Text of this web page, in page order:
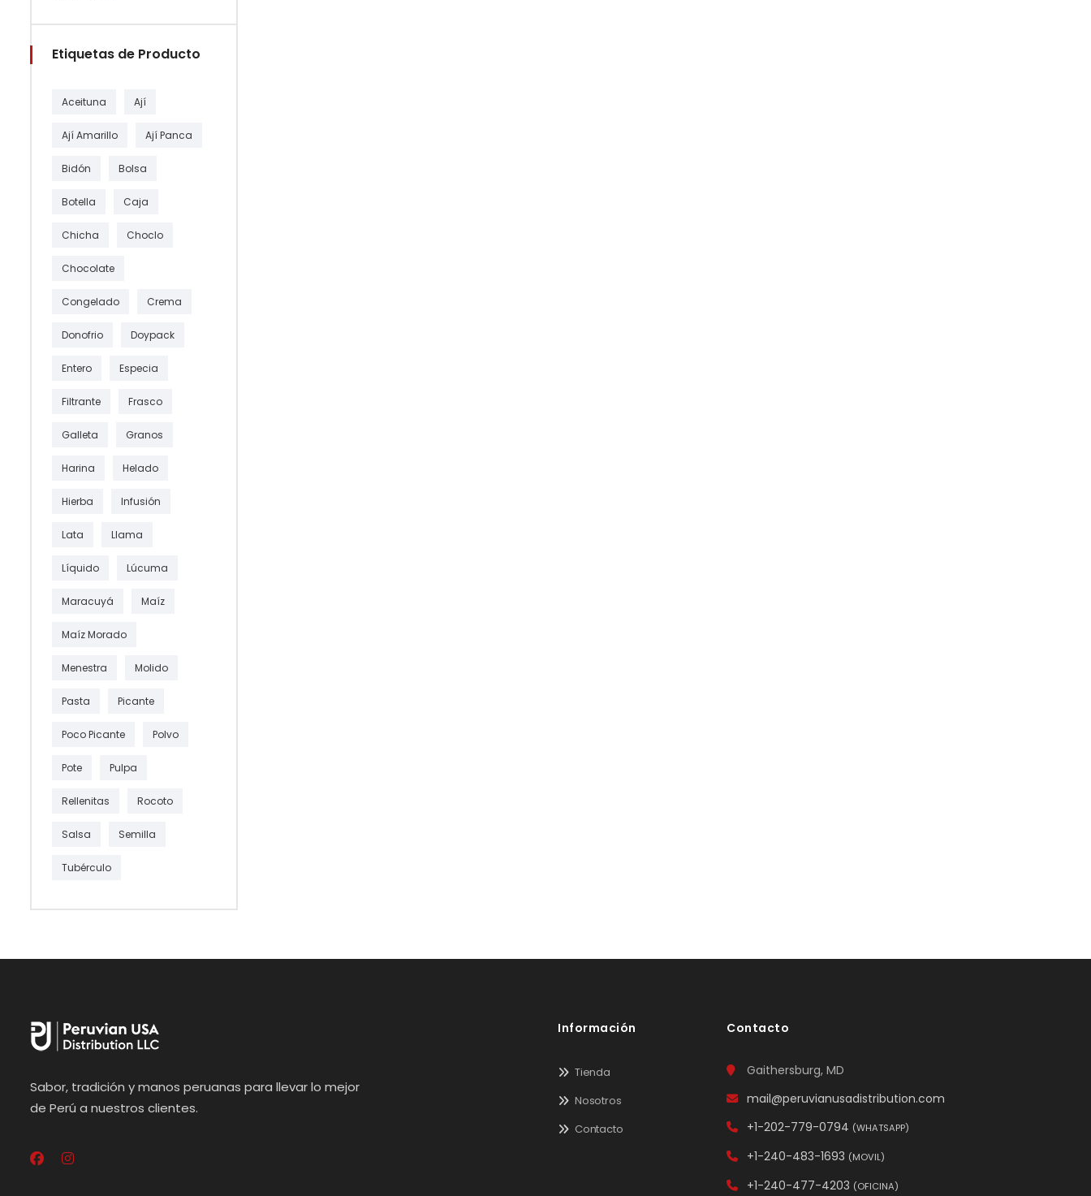
Etiquetas de Producto
Aceituna Ají
Ají Amarillo Ají Panca
Bidón Bolsa
Botella Caja
Chicha Choclo
Chocolate
Congelado Crema
Donofrio Doypack
Entero Especia
Filtrante Frasco
Galleta Granos
Harina Helado
Hierba Infusión
Lata Llama
Líquido Lúcuma
Maracuyá Maíz
Maíz Morado
Menestra Molido
Pasta Picante
Poco Picante Polvo
Pote Pulpa
Rellenitas Rocoto
Salsa Semilla
Tubérculo
Sabor, tradición y manos peruanas para llevar lo mejor
de Perú a nuestros clientes.
Información
Tienda
Nosotros
Contacto
Contacto
Gaithersburg, MD
mail@peruvianusadistribution.com
+1-202-779-0794 (WHATSAPP)
+1-240-483-1693 (MOVIL)
+1-240-477-4203 (OFICINA)